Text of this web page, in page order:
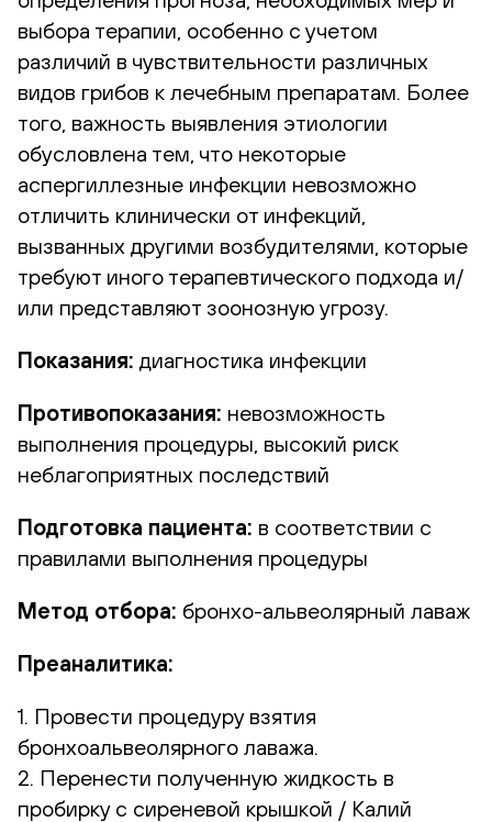
выбора терапии, особенно с учетом
различий в чувствительности различных
видов грибов к лечебным препаратам. Более
того, важность выявления этиологии
обусловлена тем, что некоторые
аспергиллезные инфекции невозможно
отличить клинически от инфекций,
вызванных другими возбудителями, которые
требуют иного терапевтического подхода и/
или представляют зоонозную угрозу.
Показания: диагностика инфекции
Противопоказания: невозможность
выполнения процедуры, высокий риск
неблагоприятных последствий
Подготовка пациента: в соответствии с
правилами выполнения процедуры
Метод отбора: бронхо-альвеолярный лаваж
Преаналитика:
1. Провести процедуру взятия
бронхоальвеолярного лаважа.
2. Перенести полученную жидкость в
пробирку с сиреневой крышкой / Калий